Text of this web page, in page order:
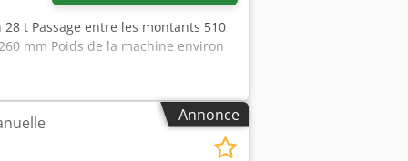
t Passage entre les montants 510
mm Poids de la machine environ
Annonce